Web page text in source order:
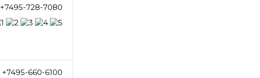
+7495-728-7080
+7495-660-6100